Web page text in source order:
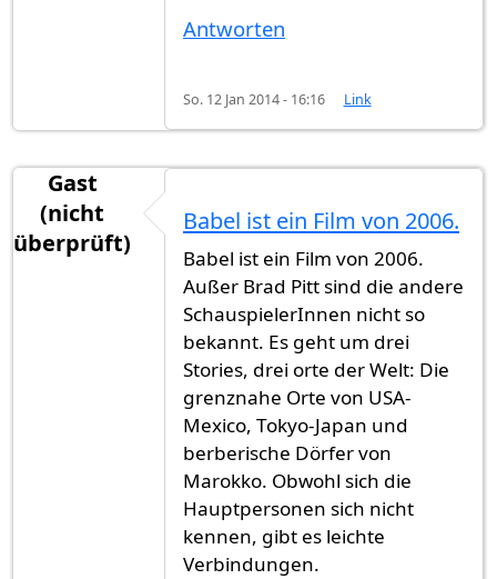
Antworten
So. 12 Jan 2014 - 16:16 Link
Gast
(nicht
überprüft)
Babel ist ein Film von 2006.
Babel ist ein Film von 2006.
Außer Brad Pitt sind die andere
SchauspielerInnen nicht so
bekannt. Es geht um drei
Stories, drei orte der Welt: Die
grenznahe Orte von USA-
Mexico, Tokyo-Japan und
berberische Dörfer von
Marokko. Obwohl sich die
Hauptpersonen sich nicht
kennen, gibt es leichte
Verbindungen.